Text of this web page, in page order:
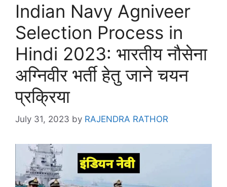
Indian Navy Agniveer
Selection Process in
Hindi 2023: भारतीय नौसेना
अग्निवीर भर्ती हेतु जाने चयन
प्रक्रिया
July 31, 2023 by RAJENDRA RATHOR